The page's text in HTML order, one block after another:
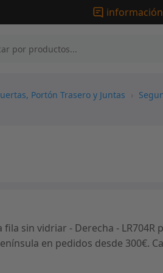
Portón Trasero y Juntas ›
sin vidriar - Derecha - LR704R
en pedidos desde 300€.